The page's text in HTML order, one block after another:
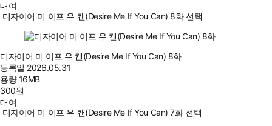
대여
디자이어 미 이프 유 캔(Desire Me If You Can) 8화 선택
디자이어 미 이프 유 캔(Desire Me If You Can) 8화
등록일 2026.05.31
용량16MB
300원
대여
디자이어 미 이프 유 캔(Desire Me If You Can) 7화 선택